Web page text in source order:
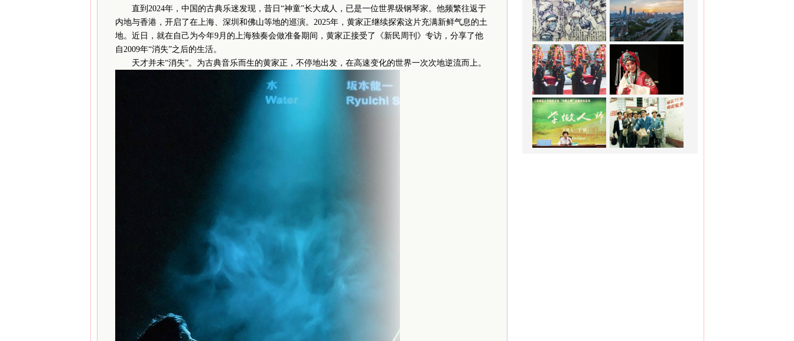
直到2024年，中国的古典乐迷发现，昔日“神童”长大成人，已是一位世界级钢琴家。他频繁往返于
内地与香港，开启了在上海、深圳和佛山等地的巡演。2025年，黄家正继续探索这片充满新鲜气息的土
地。近日，就在自己为今年9月的上海独奏会做准备期间，黄家正接受了《新民周刊》专访，分享了他
自2009年“消失”之后的生活。
天才并未“消失”。为古典音乐而生的黄家正，不停地出发，在高速变化的世界一次次地逆流而上。